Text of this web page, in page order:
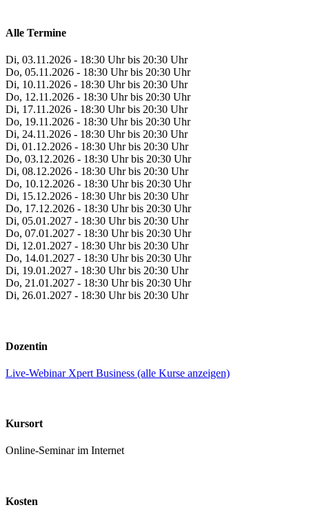
Alle Termine
Di, 03.11.2026 - 18:30 Uhr bis 20:30 Uhr
Do, 05.11.2026 - 18:30 Uhr bis 20:30 Uhr
Di, 10.11.2026 - 18:30 Uhr bis 20:30 Uhr
Do, 12.11.2026 - 18:30 Uhr bis 20:30 Uhr
Di, 17.11.2026 - 18:30 Uhr bis 20:30 Uhr
Do, 19.11.2026 - 18:30 Uhr bis 20:30 Uhr
Di, 24.11.2026 - 18:30 Uhr bis 20:30 Uhr
Di, 01.12.2026 - 18:30 Uhr bis 20:30 Uhr
Do, 03.12.2026 - 18:30 Uhr bis 20:30 Uhr
Di, 08.12.2026 - 18:30 Uhr bis 20:30 Uhr
Do, 10.12.2026 - 18:30 Uhr bis 20:30 Uhr
Di, 15.12.2026 - 18:30 Uhr bis 20:30 Uhr
Do, 17.12.2026 - 18:30 Uhr bis 20:30 Uhr
Di, 05.01.2027 - 18:30 Uhr bis 20:30 Uhr
Do, 07.01.2027 - 18:30 Uhr bis 20:30 Uhr
Di, 12.01.2027 - 18:30 Uhr bis 20:30 Uhr
Do, 14.01.2027 - 18:30 Uhr bis 20:30 Uhr
Di, 19.01.2027 - 18:30 Uhr bis 20:30 Uhr
Do, 21.01.2027 - 18:30 Uhr bis 20:30 Uhr
Di, 26.01.2027 - 18:30 Uhr bis 20:30 Uhr
Dozentin
Live-Webinar Xpert Business (alle Kurse anzeigen)
Kursort
Online-Seminar im Internet
Kosten